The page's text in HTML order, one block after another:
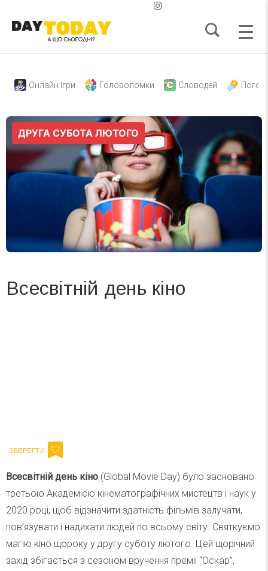
Онлайн Ігри Головоломки Словодей
Всесвітній день кіно
Всесвітній день кіно (Global Movie Day) було засновано
третьою Академією кінематографічних мистецтв і наук у
2020 році, щоб відзначити здатність фільмів залучати,
пов’язувати і надихати людей по всьому світу. Святкуємо
магію кіно щороку у другу суботу лютого. Цей щорічний
захід збігається з сезоном вручення премії “Оскар”,